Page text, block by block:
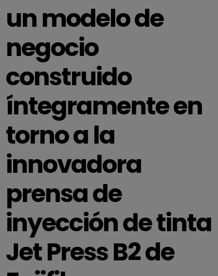
un modelo de
negocio
construido
íntegramente en
torno a la
innovadora
prensa de
inyección de tinta
Jet Press B2 de